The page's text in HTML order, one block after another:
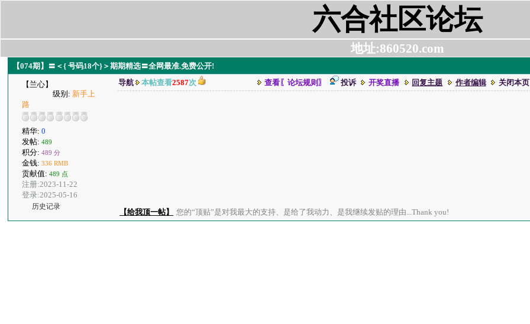
六合社区论坛
地址:860520.com
【074期】〓＜{ 号码18个}＞期期精选〓全网最准.免费公开!
【兰心】
级别: 新手上
路
精华:0
发帖:489
积分:489 分
金钱:336 RMB
贡献值:489 点
注册:2023-11-22
登录:2025-05-16
历史记录
导航 本帖查看2587次 查看〖论坛规则〗 投诉 开奖直播 回复主题 作者编辑 关闭本页
【给我顶一帖】 您的“顶贴”是对我最大的支持、是给了我动力、是我继续发贴的理由...Thank you!